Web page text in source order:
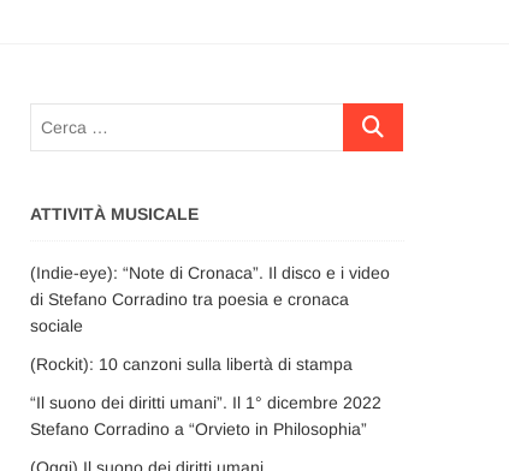
Cerca
ATTIVITÀ MUSICALE
(Indie-eye): “Note di Cronaca”. Il disco e i video
di Stefano Corradino tra poesia e cronaca
sociale
(Rockit): 10 canzoni sulla libertà di stampa
“Il suono dei diritti umani”. Il 1° dicembre 2022
Stefano Corradino a “Orvieto in Philosophia”